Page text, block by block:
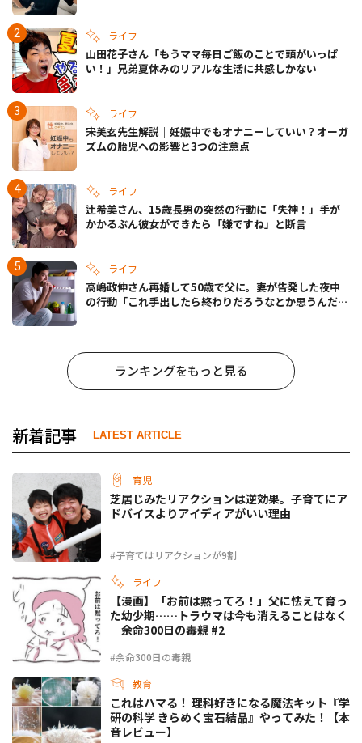
ライフ
山田花子さん「もうママ毎日ご飯のことで頭がいっぱ
い！」兄弟夏休みのリアルな生活に共感しかない
ライフ
宋美玄先生解説｜妊娠中でもオナニーしていい？オーガ
ズムの胎児への影響と3つの注意点
ライフ
辻希美さん、15歳長男の突然の行動に「失神！」手が
かかるぶん彼女ができたら「嫌ですね」と断言
ライフ
高嶋政伸さん再婚して50歳で父に。妻が告発した夜中
の行動「これ手出したら終わりだろうなとか思うんだけ
ランキングをもっと見る
新着記事 LATEST ARTICLE
育児
#子育てはリアクションが9割
芝居じみたリアクションは逆効果。子育てにア
ドバイスよりアイディアがいい理由
ライフ
#余命300日の毒親
【漫画】「お前は黙ってろ！」父に怯えて育っ
た幼少期……トラウマは今も消えることはなく
｜余命300日の毒親 #2
教育
これはハマる！ 理科好きになる魔法キット『学
研の科学 きらめく宝石結晶』やってみた！【本
音レビュー】